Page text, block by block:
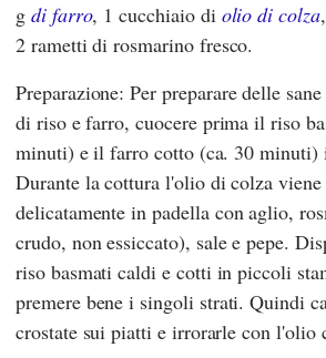
g di farro, 1 cucchiaio di olio di colza
2 rametti di rosmarino fresco.
Preparazione: Per preparare delle
di riso e farro, cuocere prima il riso
minuti) e il farro cotto (ca. 30 minuti)
Durante la cottura l'olio di colza
delicatamente in padella con aglio,
crudo, non essiccato), sale e pepe.
riso basmati caldi e cotti in piccoli
premere bene i singoli strati. Quindi
crostate sui piatti e irrorarle con l'olio